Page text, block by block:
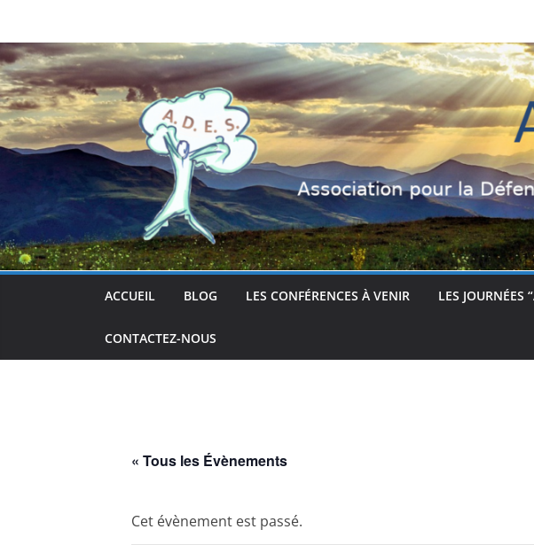
contenu
ACCUEIL BLOG LES CONFÉRENCES À VENIR LES JOURNÉES
CONTACTEZ-NOUS
« Tous les Évènements
Cet évènement est passé.